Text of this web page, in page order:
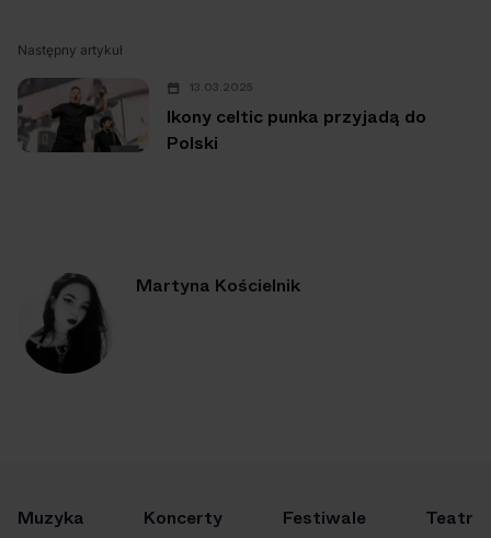
Następny artykuł
13.03.2025
Ikony celtic punka przyjadą do
Polski
Martyna Kościelnik
Muzyka Koncerty Festiwale Teatr